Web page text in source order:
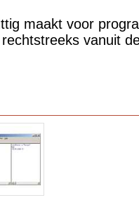
maakt voor
vanuit